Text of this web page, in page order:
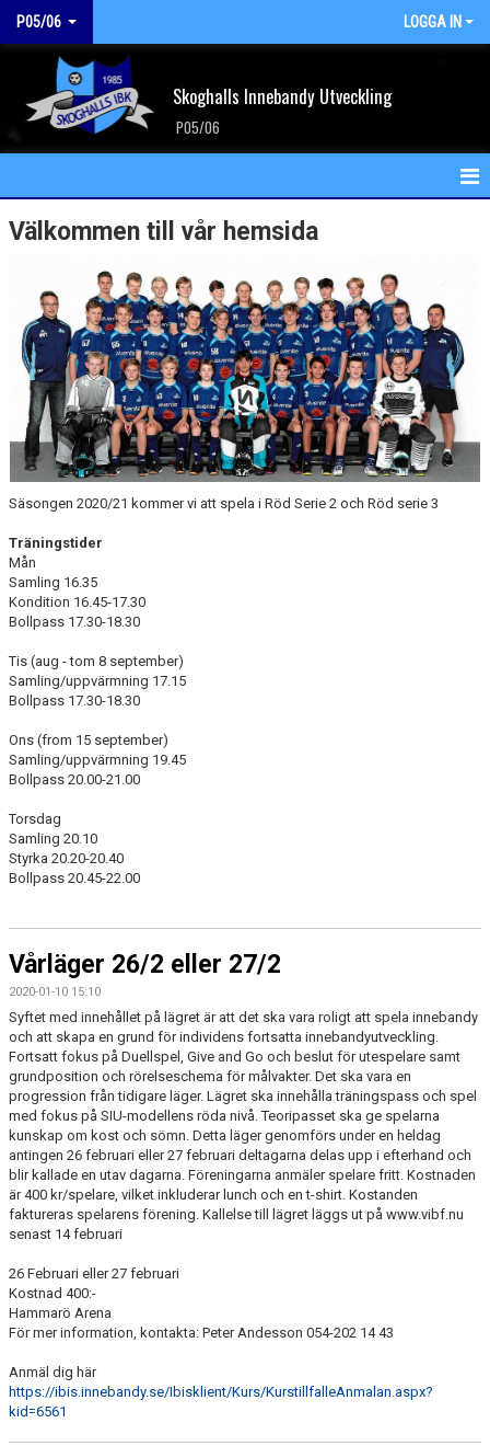
P05/06 LOGGA IN
Skoghalls Innebandy Utveckling
P05/06
HEM
KALENDER
MATCHER
TRUPPEN
BILDGALLERI
DOKUMENT
KONTAKT
Välkommen till vår hemsida
Säsongen 2020/21 kommer vi att spela i Röd Serie 2 och Röd serie 3
Träningstider
Mån
Samling 16.35
Kondition 16.45-17.30
Bollpass 17.30-18.30
Tis (aug - tom 8 september)
Samling/uppvärmning 17.15
Bollpass 17.30-18.30
Ons (from 15 september)
Samling/uppvärmning 19.45
Bollpass 20.00-21.00
Torsdag
Samling 20.10
Styrka 20.20-20.40
Bollpass 20.45-22.00
Vårläger 26/2 eller 27/2
2020-01-10 15:10
Syftet med innehållet på lägret är att det ska vara roligt att spela innebandy
och att skapa en grund för individens fortsatta innebandyutveckling.
Fortsatt fokus på Duellspel, Give and Go och beslut för utespelare samt
grundposition och rörelseschema för målvakter. Det ska vara en
progression från tidigare läger. Lägret ska innehålla träningspass och spel
med fokus på SIU-modellens röda nivå. Teoripasset ska ge spelarna
kunskap om kost och sömn. Detta läger genomförs under en heldag
antingen 26 februari eller 27 februari deltagarna delas upp i efterhand och
blir kallade en utav dagarna. Föreningarna anmäler spelare fritt. Kostnaden
är 400 kr/spelare, vilket inkluderar lunch och en t-shirt. Kostanden
faktureras spelarens förening. Kallelse till lägret läggs ut på www.vibf.nu
senast 14 februari
26 Februari eller 27 februari
Kostnad 400:-
Hammarö Arena
För mer information, kontakta: Peter Andesson 054-202 14 43
Anmäl dig här
https://ibis.innebandy.se/Ibisklient/Kurs/KurstillfalleAnmalan.aspx?
kid=6561